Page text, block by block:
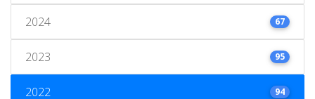
2024 67
2023 95
2022 94